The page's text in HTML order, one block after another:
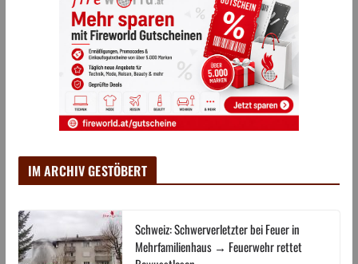
IM ARCHIV GESTÖBERT
Schweiz: Schwerverletzter bei Feuer in
Mehrfamilienhaus → Feuerwehr rettet